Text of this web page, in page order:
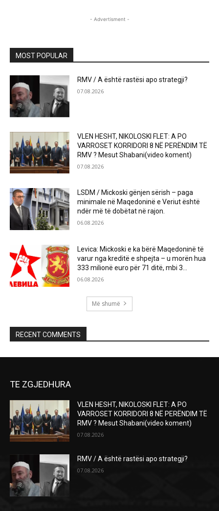
- Advertisment -
MOST POPULAR
RMV / A është rastësi apo strategji?
07.08.2026
VLEN HESHT, NIKOLOSKI FLET: A PO
VARROSET KORRIDORI 8 NË PERËNDIM TË
RMV ? Mesut Shabani(video koment)
07.08.2026
LSDM / Mickoski gënjen sërish – paga
minimale në Maqedoninë e Veriut është
ndër më të dobëtat në rajon.
06.08.2026
Levica: Mickoski e ka bërë Maqedoninë të
varur nga kreditë e shpejta – u morën hua
333 milionë euro për 71 ditë, mbi 3...
06.08.2026
Më shumë
RECENT COMMENTS
TE ZGJEDHURA
VLEN HESHT, NIKOLOSKI FLET: A PO
VARROSET KORRIDORI 8 NË PERËNDIM TË
RMV ? Mesut Shabani(video koment)
07.08.2026
RMV / A është rastësi apo strategji?
07.08.2026